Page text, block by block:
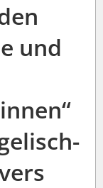
und